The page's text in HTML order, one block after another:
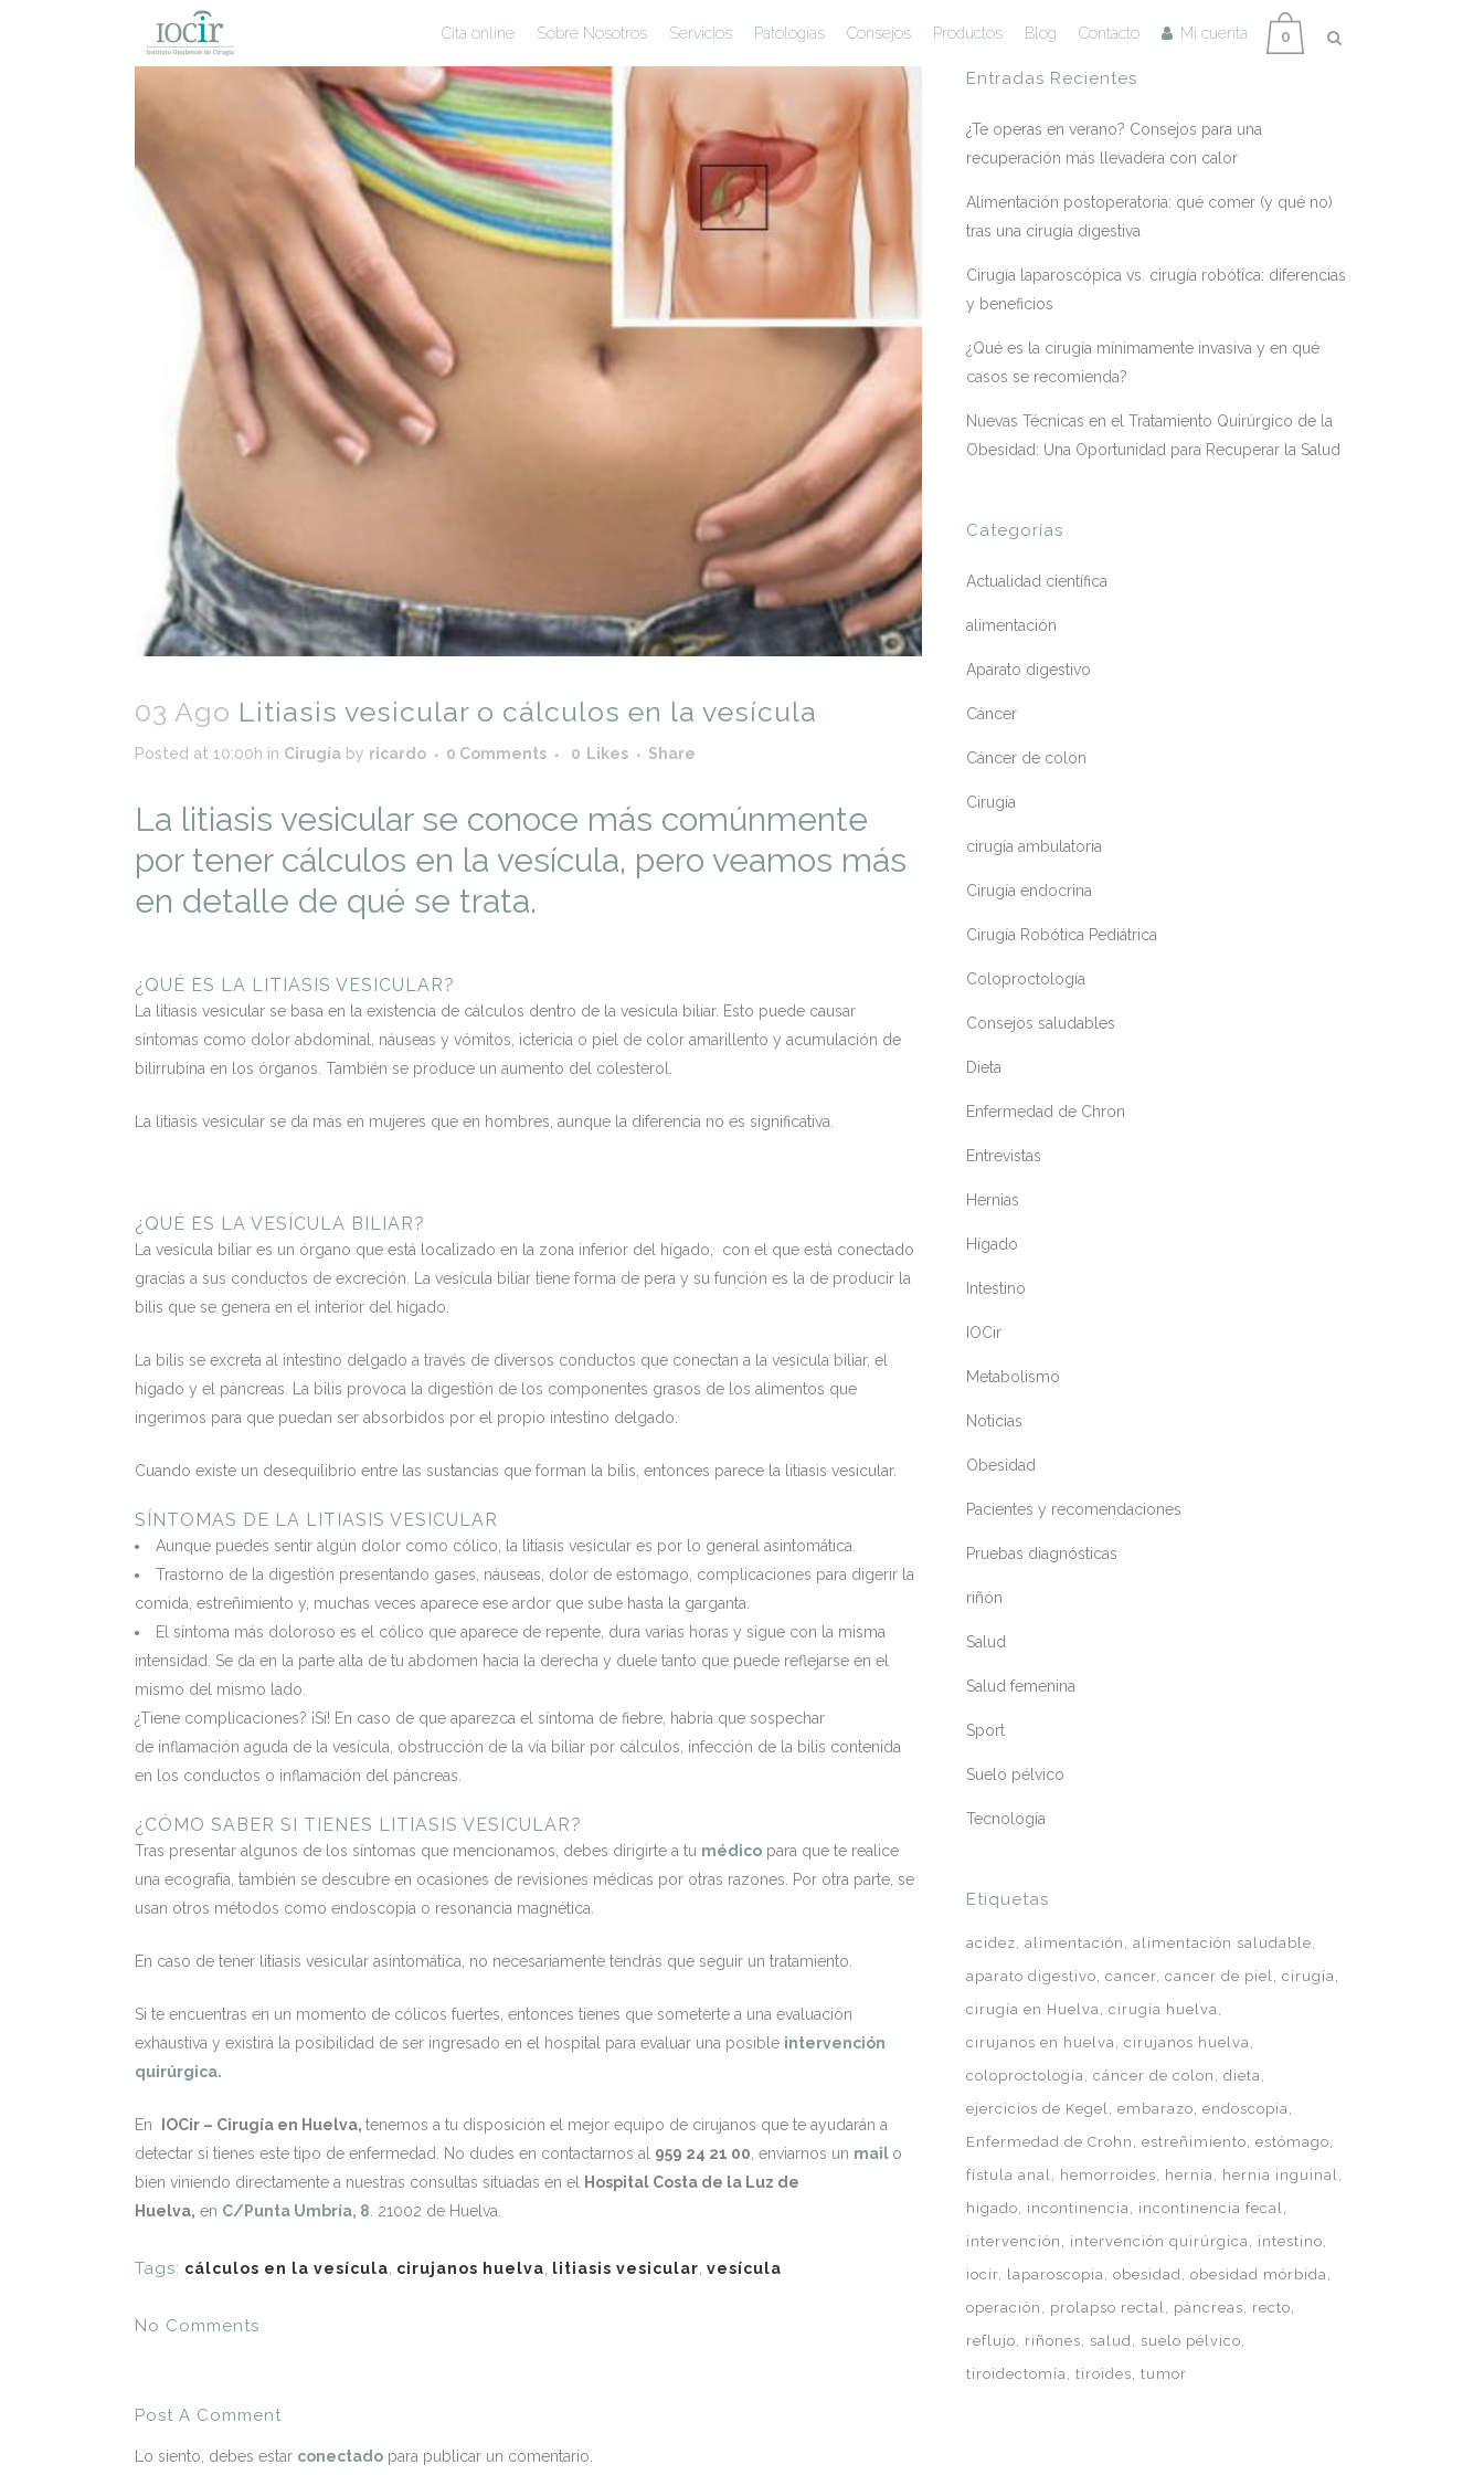
0
Cita online Sobre Nosotros Servicios Patologías Consejos Productos Blog Contacto Mi cuenta
03 Ago Litiasis vesicular o cálculos en la vesícula
Posted at 10:00h in Cirugía by ricardo 0 Comments 0 Likes Share
La litiasis vesicular se conoce más comúnmente
por tener cálculos en la vesícula, pero veamos más
en detalle de qué se trata.
¿QUÉ ES LA LITIASIS VESICULAR?
La litiasis vesicular se basa en la existencia de cálculos dentro de la vesícula biliar. Esto puede causar
síntomas como dolor abdominal, náuseas y vómitos, ictericia o piel de color amarillento y acumulación de
bilirrubina en los órganos. También se produce un aumento del colesterol.
La litiasis vesicular se da más en mujeres que en hombres, aunque la diferencia no es significativa.
¿QUÉ ES LA VESÍCULA BILIAR?
La vesícula biliar es un órgano que está localizado en la zona inferior del hígado, con el que está conectado
gracias a sus conductos de excreción. La vesícula biliar tiene forma de pera y su función es la de producir la
bilis que se genera en el interior del hígado.
La bilis se excreta al intestino delgado a través de diversos conductos que conectan a la vesícula biliar, el
hígado y el páncreas. La bilis provoca la digestión de los componentes grasos de los alimentos que
ingerimos para que puedan ser absorbidos por el propio intestino delgado.
Cuando existe un desequilibrio entre las sustancias que forman la bilis, entonces parece la litiasis vesicular.
SÍNTOMAS DE LA LITIASIS VESICULAR
Aunque puedes sentir algún dolor como cólico, la litiasis vesicular es por lo general asintomática.
Trastorno de la digestión presentando gases, náuseas, dolor de estómago, complicaciones para digerir la
comida, estreñimiento y, muchas veces aparece ese ardor que sube hasta la garganta.
El síntoma más doloroso es el cólico que aparece de repente, dura varias horas y sigue con la misma
intensidad. Se da en la parte alta de tu abdomen hacia la derecha y duele tanto que puede reflejarse en el
mismo del mismo lado.
¿Tiene complicaciones? ¡Sí! En caso de que aparezca el síntoma de fiebre, habría que sospechar
de inflamación aguda de la vesícula, obstrucción de la vía biliar por cálculos, infección de la bilis contenida
en los conductos o inflamación del páncreas.
¿CÓMO SABER SI TIENES LITIASIS VESICULAR?
Tras presentar algunos de los síntomas que mencionamos, debes dirigirte a tu médico para que te realice
una ecografía, también se descubre en ocasiones de revisiones médicas por otras razones. Por otra parte, se
usan otros métodos como endoscopia o resonancia magnética.
En caso de tener litiasis vesicular asintomática, no necesariamente tendrás que seguir un tratamiento.
Si te encuentras en un momento de cólicos fuertes, entonces tienes que someterte a una evaluación
exhaustiva y existirá la posibilidad de ser ingresado en el hospital para evaluar una posible intervención
quirúrgica.
En IOCir – Cirugía en Huelva, tenemos a tu disposición el mejor equipo de cirujanos que te ayudarán a
detectar si tienes este tipo de enfermedad. No dudes en contactarnos al 959 24 21 00 , enviarnos un mail o
bien viniendo directamente a nuestras consultas situadas en el
Hospital Costa de la Luz de
Huelva, en C/Punta Umbría, 8 . 21002 de Huelva.
Tags: cálculos en la vesícula cirujanos huelva litiasis vesicular vesícula
No Comments
Post A Comment
Lo siento, debes estar conectado para publicar un comentario.
Entradas Recientes
¿Te operas en verano? Consejos para una
recuperación más llevadera con calor
Alimentación postoperatoria: qué comer (y qué no)
tras una cirugía digestiva
Cirugía laparoscópica vs. cirugía robótica: diferencias
y beneficios
¿Qué es la cirugía mínimamente invasiva y en qué
casos se recomienda?
Nuevas Técnicas en el Tratamiento Quirúrgico de la
Obesidad: Una Oportunidad para Recuperar la Salud
Categorías
Actualidad científica
alimentación
Aparato digestivo
Cáncer
Cáncer de colon
Cirugía
cirugía ambulatoria
Cirugía endocrina
Cirugía Robótica Pediátrica
Coloproctología
Consejos saludables
Dieta
Enfermedad de Chron
Entrevistas
Hernias
Hígado
Intestino
IOCir
Metabolismo
Noticias
Obesidad
Pacientes y recomendaciones
Pruebas diagnósticas
riñón
Salud
Salud femenina
Sport
Suelo pélvico
Tecnología
Etiquetas
acidez alimentación
alimentación saludable
aparato digestivo
cancer cancer de piel
cirugía
cirugía en Huelva
cirugía huelva
cirujanos en huelva
cirujanos huelva
coloproctología
cáncer de colon
dieta
ejercicios de Kegel
embarazo
endoscopia
Enfermedad de Crohn
estreñimiento
estómago
fístula anal
hemorroides hernia
hernia inguinal
hígado
incontinencia
incontinencia fecal
intervención
intervención quirúrgica
intestino
iocir laparoscopia obesidad
obesidad mórbida
operación
prolapso rectal páncreas
recto
reflujo
riñones salud
suelo pélvico
tiroidectomía
tiroides tumor